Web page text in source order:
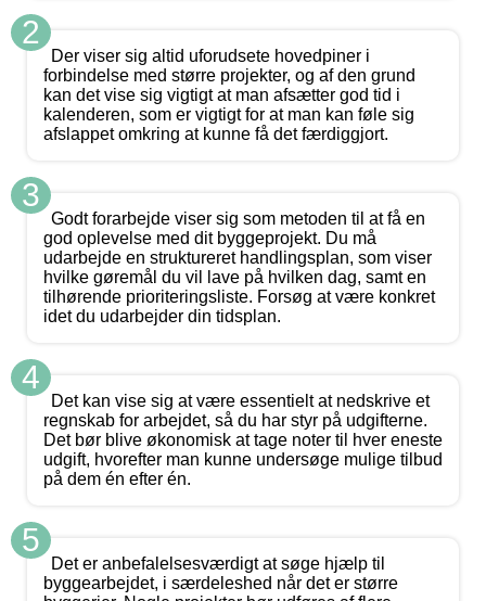
2
Der viser sig altid uforudsete hovedpiner i
forbindelse med større projekter, og af den grund
kan det vise sig vigtigt at man afsætter god tid i
kalenderen, som er vigtigt for at man kan føle sig
afslappet omkring at kunne få det færdiggjort.
3
Godt forarbejde viser sig som metoden til at få en
god oplevelse med dit byggeprojekt. Du må
udarbejde en struktureret handlingsplan, som viser
hvilke gøremål du vil lave på hvilken dag, samt en
tilhørende prioriteringsliste. Forsøg at være konkret
idet du udarbejder din tidsplan.
4
Det kan vise sig at være essentielt at nedskrive et
regnskab for arbejdet, så du har styr på udgifterne.
Det bør blive økonomisk at tage noter til hver eneste
udgift, hvorefter man kunne undersøge mulige tilbud
på dem én efter én.
5
Det er anbefalelsesværdigt at søge hjælp til
byggearbejdet, i særdeleshed når det er større